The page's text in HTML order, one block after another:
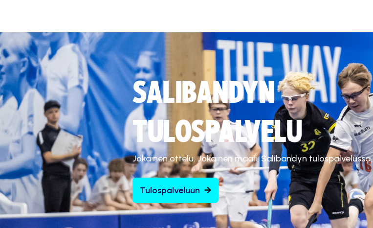
SALIBANDYN
TULOSPALVELU
Jokainen ottelu. Jokainen maali. Salibandyn tulospalvelussa.
Tulospalveluun